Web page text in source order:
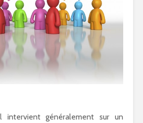
intervient généralement sur un